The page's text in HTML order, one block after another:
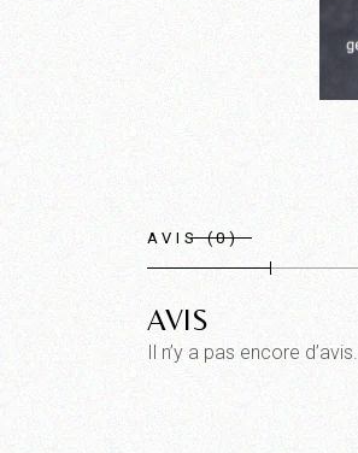
AVIS (0)
AVIS
Il n’y a pas encore d’avis.